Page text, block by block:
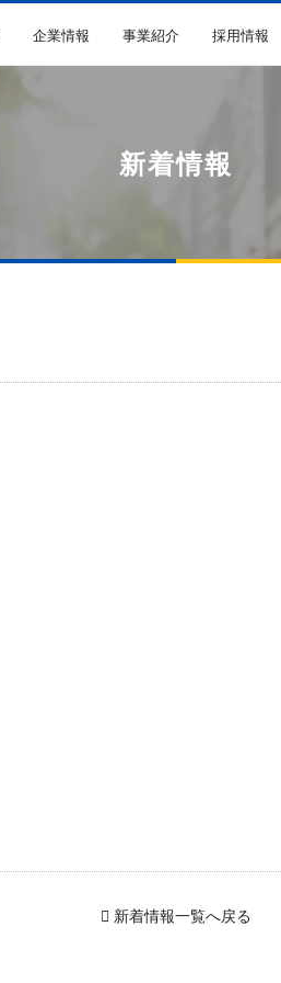
企業情報 事業紹介 採用情報
新着情報
新着情報一覧へ戻る